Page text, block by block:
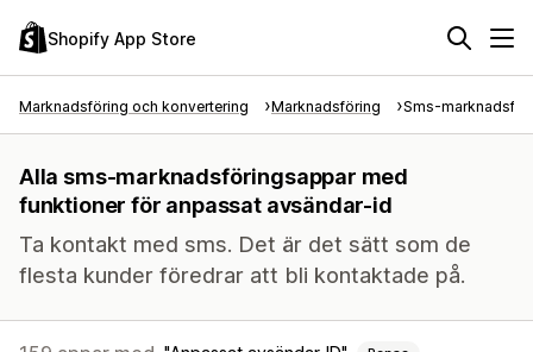
Shopify App Store
Marknadsföring och konvertering Marknadsföring Sms-
Alla sms-marknadsföringsappar med
funktioner för anpassat avsändar-id
Ta kontakt med sms. Det är det sätt som de
flesta kunder föredrar att bli kontaktade på.